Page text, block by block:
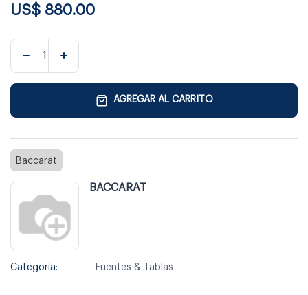
US$ 880.00
AGREGAR AL CARRITO
Baccarat
BACCARAT
Categoría: Fuentes & Tablas